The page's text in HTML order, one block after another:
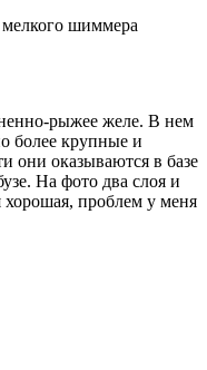
шиммера
рыжее желе. В нем
более крупные и
они оказываются в базе
На фото два слоя и
проблем у меня